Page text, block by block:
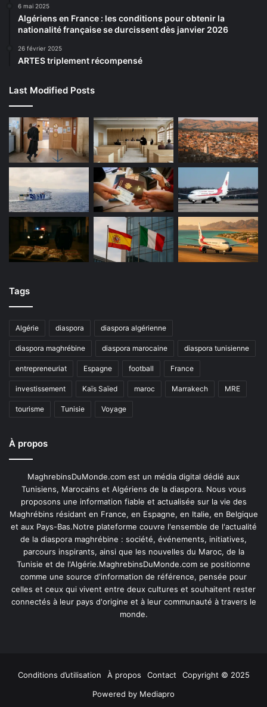
6 mai 2025
Algériens en France : les conditions pour obtenir la
nationalité française se durcissent dès janvier 2026
26 février 2025
ARTES triplement récompensé
Last Modified Posts
Tags
Algérie diaspora diaspora algérienne
diaspora maghrébine diaspora marocaine diaspora tunisienne
entrepreneuriat Espagne football France
investissement Kaïs Saïed maroc Marrakech MRE
tourisme Tunisie Voyage
À propos
MaghrebinsDuMonde.com est un média digital dédié aux
Tunisiens, Marocains et Algériens de la diaspora. Nous vous
proposons une information fiable et actualisée sur la vie des
Maghrébins résidant en France, en Espagne, en Italie, en Belgique
et aux Pays-Bas.Notre plateforme couvre l'ensemble de l'actualité
de la diaspora maghrébine : société, événements, initiatives,
parcours inspirants, ainsi que les nouvelles du Maroc, de la
Tunisie et de l'Algérie.MaghrebinsDuMonde.com se positionne
comme une source d'information de référence, pensée pour
celles et ceux qui vivent entre deux cultures et souhaitent rester
connectés à leur pays d'origine et à leur communauté à travers le
monde.
Conditions d’utilisation À propos Contact
Copyright © 2025
Powered by Mediapro